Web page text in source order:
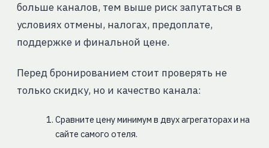
больше каналов, тем выше риск запутаться в
условиях отмены, налогах, предоплате,
поддержке и финальной цене.
Перед бронированием стоит проверять не
только скидку, но и качество канала:
Сравните цену минимум в двух агрегаторах и на
сайте самого отеля.